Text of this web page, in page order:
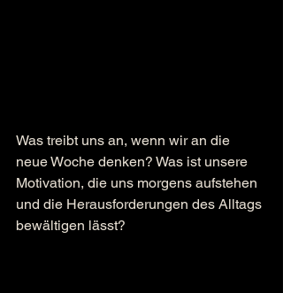
Was treibt uns an, wenn wir an die
neue Woche denken? Was ist unsere
Motivation, die uns morgens aufstehen
und die Herausforderungen des Alltags
bewältigen lässt?